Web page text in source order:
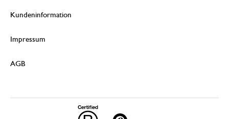
Kundeninformation
Impressum
AGB